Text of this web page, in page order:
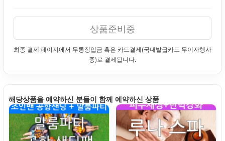
상품준비중
최종 결제 페이지에서 무통장입금 혹은 카드결제(국내발급카드 무이자행사
중)로 결제됩니다.
해당상품을 예약하신 분들이 함께 예약하신 상품